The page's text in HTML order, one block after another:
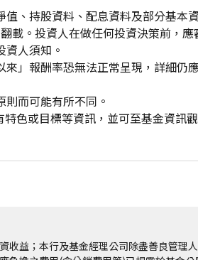
、持股資料、配息資料及部分基本
載。投資人在做任何投資決策前，應
人須知。
」報酬率恐無法正常呈現，詳細仍
而可能有所不同。
色或目標等資訊，並可至基金資訊
益；本行及基金經理公司除盡善良管理